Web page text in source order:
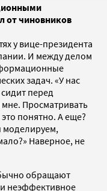
от чиновников
у вице-президента
И между делом
задач. «У нас
перед
Просматривать
понятно. А еще?
моделируем,
Наверное, не
обращают
неэффективное